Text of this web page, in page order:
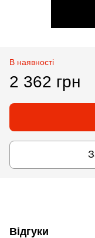
В наявності
2 362 грн
Відгуки